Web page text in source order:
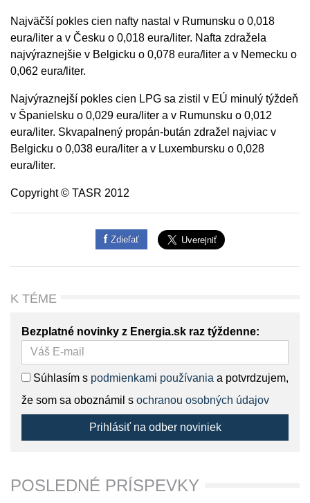
Najväčší pokles cien nafty nastal v Rumunsku o 0,018
eura/liter a v Česku o 0,018 eura/liter. Nafta zdražela
najvýraznejšie v Belgicku o 0,078 eura/liter a v Nemecku o
0,062 eura/liter.
Najvýraznejší pokles cien LPG sa zistil v EÚ minulý týždeň
v Španielsku o 0,029 eura/liter a v Rumunsku o 0,012
eura/liter. Skvapalnený propán-bután zdražel najviac v
Belgicku o 0,038 eura/liter a v Luxembursku o 0,028
eura/liter.
Copyright © TASR 2012
Zdieľať
K TÉME
Bezplatné novinky z Energia.sk raz týždenne:
Súhlasím s podmienkami používania a potvrdzujem,
že som sa oboznámil s ochranou osobných údajov
Prihlásiť na odber noviniek
POSLEDNÉ PRÍSPEVKY